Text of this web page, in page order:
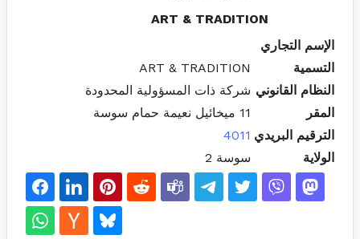
ART & TRADITION
الإسم التجاري
التسمية
ART & TRADITION
النظام القانوني شركة ذات المسؤولية المحدودة
المقر
11 ميخائيل نعيمة حمام سوسة
الترقيم البريدي 4011
الولاية
سوسة 2